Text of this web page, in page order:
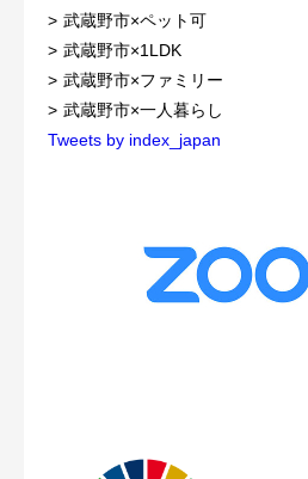
武蔵野市×ペット可
武蔵野市×1LDK
武蔵野市×ファミリー
武蔵野市×一人暮らし
Tweets by index_japan